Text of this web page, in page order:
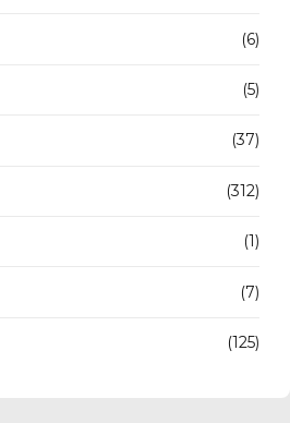
(6)
(5)
(37)
(312)
(1)
(7)
(125)